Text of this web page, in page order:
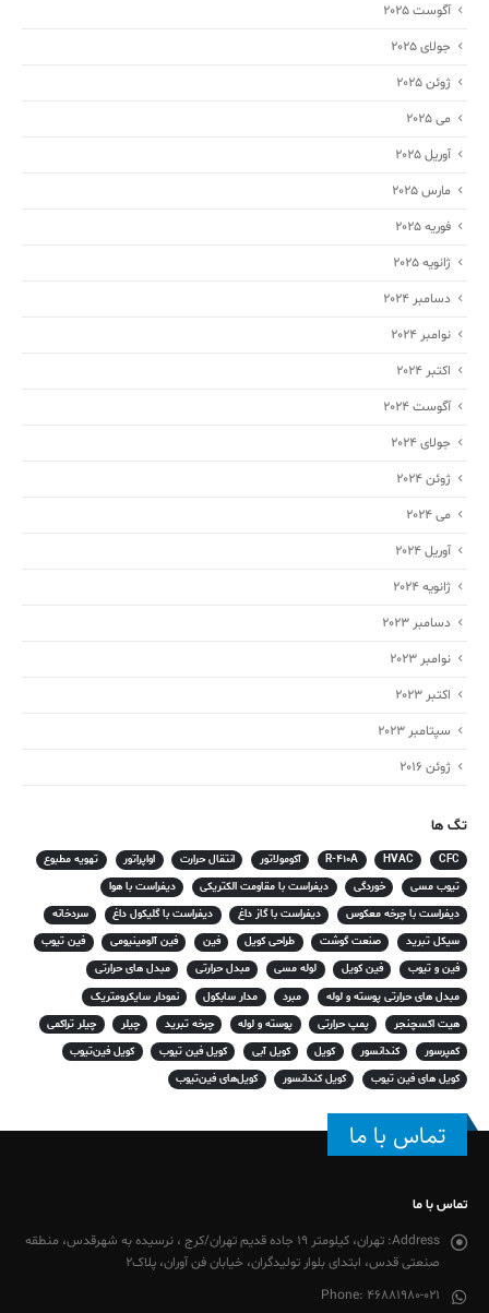
آگوست 2025
جولای 2025
ژوئن 2025
می 2025
آوریل 2025
مارس 2025
فوریه 2025
ژانویه 2025
دسامبر 2024
نوامبر 2024
اکتبر 2024
آگوست 2024
جولای 2024
ژوئن 2024
می 2024
آوریل 2024
ژانویه 2024
دسامبر 2023
نوامبر 2023
اکتبر 2023
سپتامبر 2023
ژوئن 2016
تگ ها
CFC
HVAC
R-410A آکومولاتور انتقال حرارت اواپراتور
تهویه مطبوع
تیوب مسی
خوردگی دیفراست با مقاومت الکتریکی
دیفراست با هوا
دیفراست با چرخه معکوس
دیفراست با گاز داغ دیفراست با گلیکول داغ
سردخانه
سیکل تبرید
صنعت گوشت طراحی کویل فین فین آلومینیومی
فین تیوب
فین و تیوب
فین کویل لوله مسی مبدل حرارتی
مبدل های حرارتی
مبدل های حرارتی پوسته و لوله
مبرد مدار سابکول
نمودار سایکرومتریک
هیت اکسچنجر
پمپ حرارتی پوسته و لوله چرخه تبرید چیلر
چیلر تراکمی
کمپرسور
کندانسور کویل کویل آبی کویل فین تیوب
کویل فین‌تیوب
کویل های فین تیوب
کویل کندانسور کویل‌های فین‌تیوب
تماس با ما
تماس با ما
Address:
تهران، کیلومتر 19 جاده قدیم تهران/کرج ، نرسیده به شهرقدس، منطقه
صنعتی قدس، ابتدای بلوار تولیدگران، خیابان فن آوران، پلاک2
Phone: 46881980-021